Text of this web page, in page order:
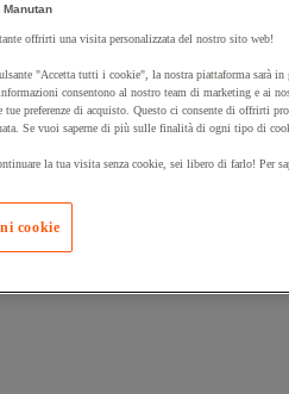
un prodotto:
offrirti una visita personalizzata del nostro sito web!
"Accetta tutti i cookie", la nostra piattaforma sarà
consentono al nostro team di marketing e ai
tue preferenze di acquisto. Questo ci consente di offrirti
Se vuoi saperne di più sulle finalità di ogni tipo di
la tua visita senza cookie, sei libero di farlo! Per
cookie